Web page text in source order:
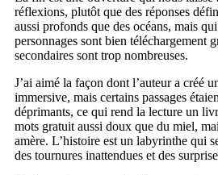
réflexions, plutôt que des réponses
aussi profonds que des océans, mais
personnages sont bien téléchargement
secondaires sont trop nombreuses.
J’ai aimé la façon dont l’auteur a créé
immersive, mais certains passages
déprimants, ce qui rend la lecture un
mots gratuit aussi doux que du miel,
amère. L’histoire est un labyrinthe qui
des tournures inattendues et des